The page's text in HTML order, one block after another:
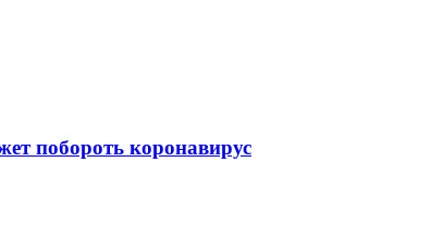
побороть коронавирус